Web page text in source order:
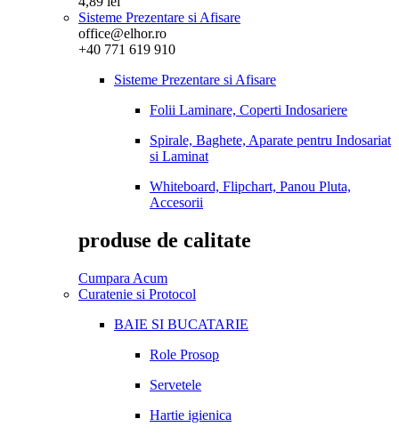
Sisteme Prezentare si Afisare
office@elhor.ro
+40 771 619 910
Sisteme Prezentare si Afisare
Folii Laminare, Coperti Indosariere
Spirale, Baghete, Aparate pentru Indosariat
si Laminat
Whiteboard, Flipchart, Panou Pluta,
Accesorii
produse de calitate
Cumpara Acum
Curatenie si Protocol
BAIE SI BUCATARIE
Role Prosop
Servetele
Hartie igienica